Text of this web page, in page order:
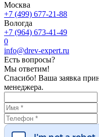
Москва
+7 (499) 677-21-88
Вологда
+7 (964) 673-41-49
0
info@drev-expert.ru
Есть вопросы?
Мы ответим!
Спасибо! Ваша заявка
менеджера.